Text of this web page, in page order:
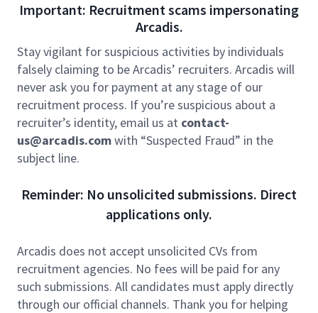
Als senior civieltechnisch ontwerper ben je werkzaam
in verschillende projectteams, ken je veel afwisseling
en werk je aan diverse integrale stedelijke
ontwikkelingsprojecten. Samen met de projectleiders
ben je verantwoordelijk voor de (interne)
afstemming tussen de diverse disciplines. Je denkt
vanuit de opdrachtgever en stuurt daarmee de
kwaliteit van de civieltechnische ontwerpen en de
contract inhoud. Je begeleidt de (junior) ontwerpers
en de tekenaars en zorgt voor de vakinhoudelijke
begeleiding van het civieltechnische projectdeel. Je
contracten, toets ze inhoudelijk en verzorgd de
afstemming met andere disciplines (oa.
Geohydrologie, riolering, bodem en geotechniek).
Important: Recruitment scams impersonating
Arcadis.
Stay vigilant for suspicious activities by individuals
falsely claiming to be Arcadis’ recruiters. Arcadis will
never ask you for payment at any stage of our
recruitment process. If you’re suspicious about a
recruiter’s identity, email us at contact-
us@arcadis.comwith “Suspected Fraud” in the
subject line.
Reminder: No unsolicited submissions. Direct
applications only.
Arcadis does not accept unsolicited CVs from
recruitment agencies. No fees will be paid for any
such submissions. All candidates must apply directly
through our official channels. Thank you for helping